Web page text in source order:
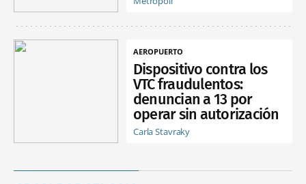
AEROPUERTO
Dispositivo contra los
VTC fraudulentos:
denuncian a 13 por
operar sin autorización
Carla Stavraky